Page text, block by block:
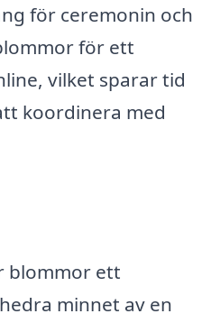
för ceremonin och
för ett
vilket sparar tid
koordinera med
blommor ett
minnet av en